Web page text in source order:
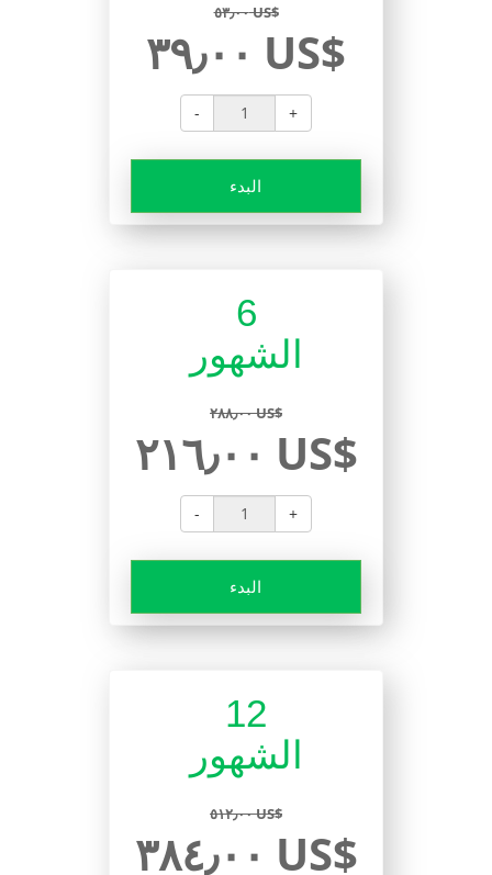
٥٣٫٠٠ US$
٣٩٫٠٠ US$
- +
البدء
6
الشهور
٢٨٨٫٠٠ US$
٢١٦٫٠٠ US$
- +
البدء
12
الشهور
٥١٢٫٠٠ US$
٣٨٤٫٠٠ US$